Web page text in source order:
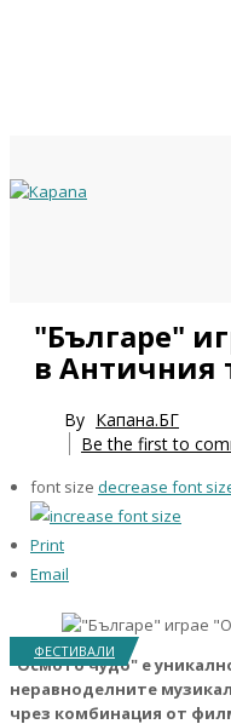
"Българе"
в Античния
By Капана.БГ
Be the first to
font size decrease font
Print
Email
ФЕСТИВАЛИ
"Осмото чудо" е
неравноделните
чрез комбинация от
Year
Month
Year
Month